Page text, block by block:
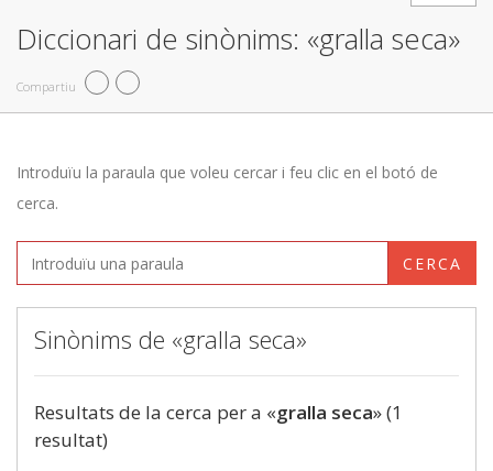
Diccionari de sinònims: «gralla seca»
Compartiu
Introduïu la paraula que voleu cercar i feu clic en el botó de
cerca.
CERCA
Sinònims de «gralla seca»
Resultats de la cerca per a «gralla seca» (1
resultat)